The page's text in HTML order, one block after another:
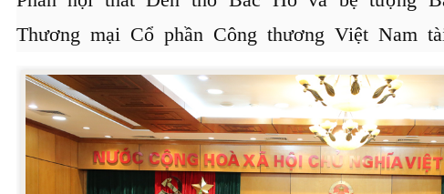
Thương mại Cổ phần Công thương Việt Nam